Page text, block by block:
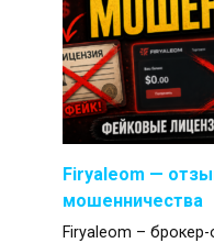
Firyaleom —
мошенничества
Firyaleom –